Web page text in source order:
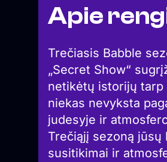
Apie
Trečiasis Babble
„Secret Show“
netikėtų istorijų tarp
niekas nevyksta
judesyje ir
Trečiąjį sezoną jūsų
susitikimai ir